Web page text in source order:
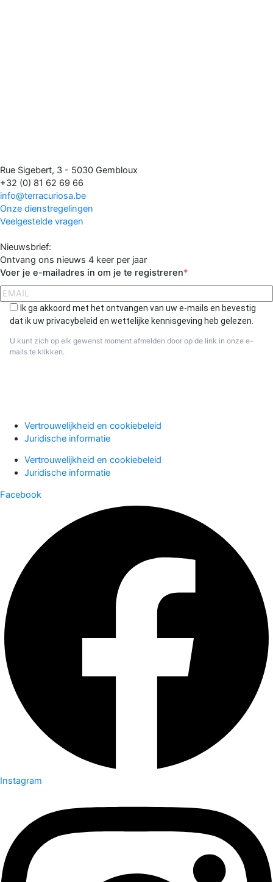
Rue Sigebert, 3 - 5030 Gembloux
+32 (0) 81 62 69 66
info@terracuriosa.be
Onze dienstregelingen
Veelgestelde vragen
Nieuwsbrief:
Ontvang ons nieuws 4 keer per jaar
Voer je e-mailadres in om je te registreren
Ik ga akkoord met het ontvangen van uw e-mails en bevestig
dat ik uw privacybeleid en wettelijke kennisgeving heb gelezen.
U kunt zich op elk gewenst moment afmelden door op de link in onze e-
mails te klikken.
Vertrouwelijkheid en cookiebeleid
Juridische informatie
Vertrouwelijkheid en cookiebeleid
Juridische informatie
Facebook
Instagram